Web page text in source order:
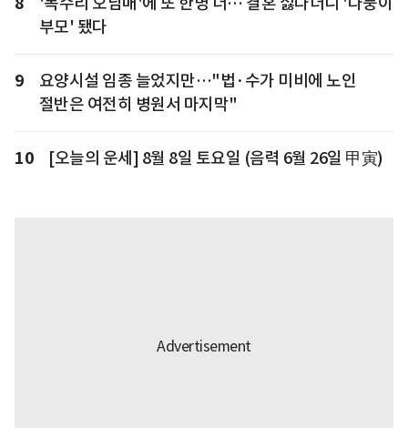
부모' 됐다
9
요양시설 임종 늘었지만…"법·수가 미비에 노인
절반은 여전히 병원서 마지막"
10 [오늘의 운세] 8월 8일 토요일 (음력 6월 26일 甲寅)